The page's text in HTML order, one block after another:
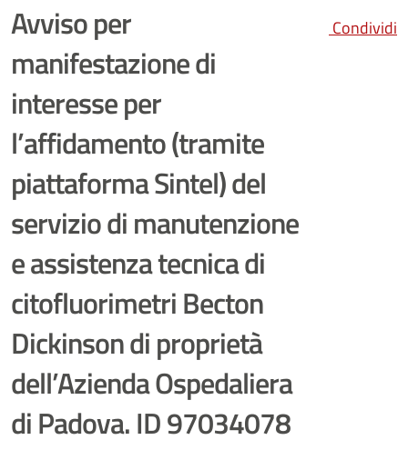
Avviso per
manifestazione di
interesse per
l’affidamento (tramite
piattaforma Sintel) del
servizio di manutenzione
e assistenza tecnica di
citofluorimetri Becton
Dickinson di proprietà
dell’Azienda Ospedaliera
di Padova. ID 97034078
Condividi